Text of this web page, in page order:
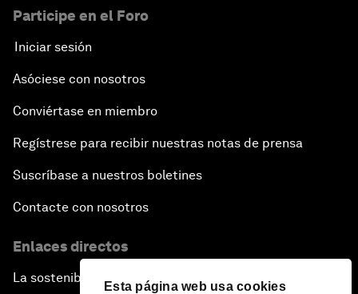
Esta página web usa cookies
Participe en el Foro
Iniciar sesión
Asóciese con nosotros
Conviértase en miembro
Regístrese para recibir nuestras notas de prensa
Suscríbase a nuestros boletines
Contacte con nosotros
Enlaces directos
La sostenibilidad en el Foro